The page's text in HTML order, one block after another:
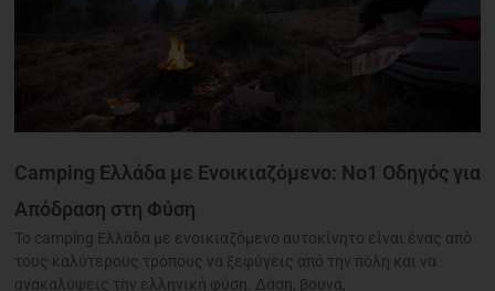
Camping Ελλάδα με Ενοικιαζόμενο: Νο1 Οδηγός για
Απόδραση στη Φύση
Το camping Ελλάδα με ενοικιαζόμενο αυτοκίνητο είναι ένας από
τους καλύτερους τρόπους να ξεφύγεις από την πόλη και να
ανακαλύψεις την ελληνική φύση. Δάση, βουνά,